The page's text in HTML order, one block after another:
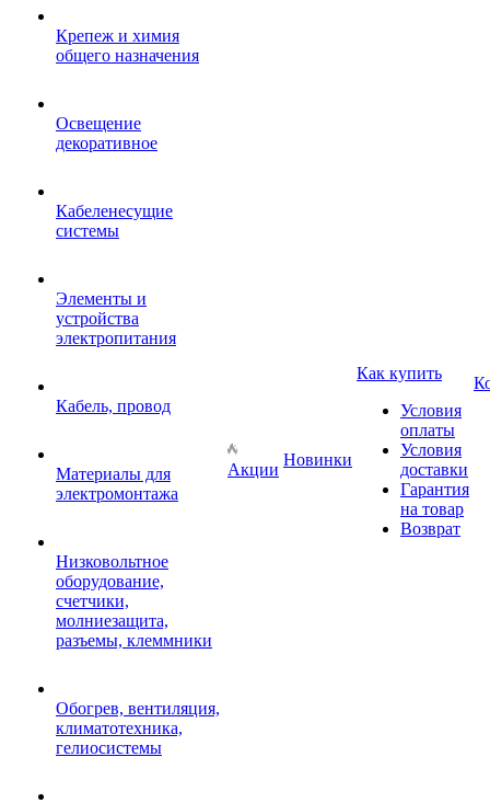
Крепеж и химия
общего назначения
Освещение
декоративное
Кабеленесущие
системы
Элементы и
устройства
электропитания
Кабель, провод
Материалы для
электромонтажа
Низковольтное
оборудование,
счетчики,
молниезащита,
разъемы, клеммники
Обогрев, вентиляция,
климатотехника,
гелиосистемы
Акции
Новинки
Как купить
Условия
оплаты
Условия
доставки
Гарантия
на товар
Возврат